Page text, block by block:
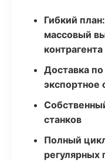
Гибкий
массовый
контрагента
Доставка
экспортное
станков
Полный
регулярных